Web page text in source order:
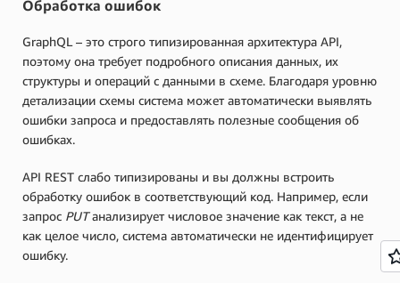
Обработка ошибок
GraphQL – это строго типизированная архитектура API,
поэтому она требует подробного описания данных, их
структуры и операций с данными в схеме. Благодаря уровню
детализации схемы система может автоматически выявлять
ошибки запроса и предоставлять полезные сообщения об
ошибках.
API REST слабо типизированы и вы должны встроить
обработку ошибок в соответствующий код. Например, если
запрос PUTанализирует числовое значение как текст, а не
как целое число, система автоматически не идентифицирует
ошибку.